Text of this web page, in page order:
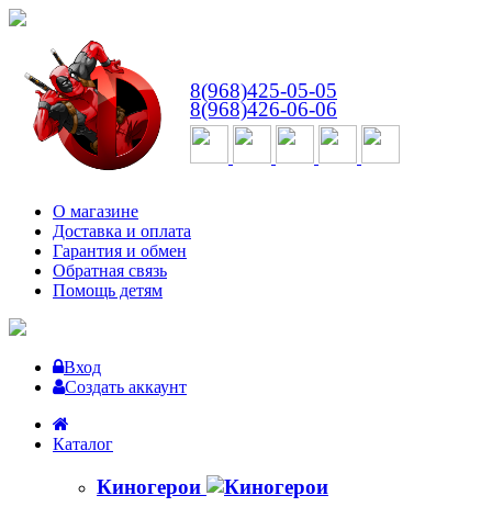
8(968)425-05-05
8(968)426-06-06
О магазине
Доставка и оплата
Гарантия и обмен
Обратная связь
Помощь детям
Вход
Создать аккаунт
Каталог
Киногерои